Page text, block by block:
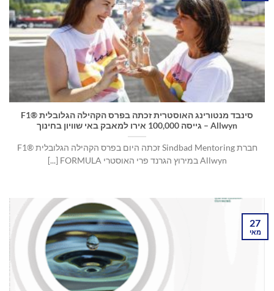
סינבד מנטורינג האוסטרית זכתה בפרס הקהילה הגלובלית F1®
Allwyn – גייסה 100,000 אירו למאבק באי שוויון בחינוך
חברת Sindbad Mentoring זכתה היום בפרס הקהילה הגלובלית F1®
Allwyn במירוץ הגרנד פרי האוסטרי FORMULA [...]
27
מאי